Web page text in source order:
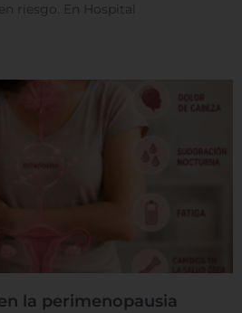
riesgo. En Hospital
la perimenopausia
de cookies